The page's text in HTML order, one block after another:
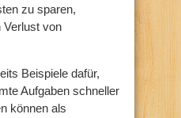
zu sparen,
Verlust von
Beispiele dafür,
Aufgaben schneller
können als